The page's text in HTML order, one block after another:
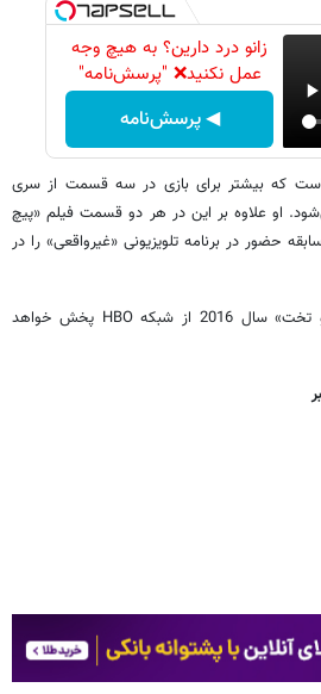
زانو درد دارین؟ به هیچ وجه
عمل نکنید❌ "پرسش‌نامه"
◀ پرسش‌نامه
است که بیشتر برای بازی در سه قسمت از سری
او علاوه بر این در هر دو قسمت فیلم «پیچ
حضور در برنامه تلویزیونی «غیرواقعی» را در
فصل ششم سریال «بازی تاج و تخت» سال 2016 از شبکه HBO پخش خواهد